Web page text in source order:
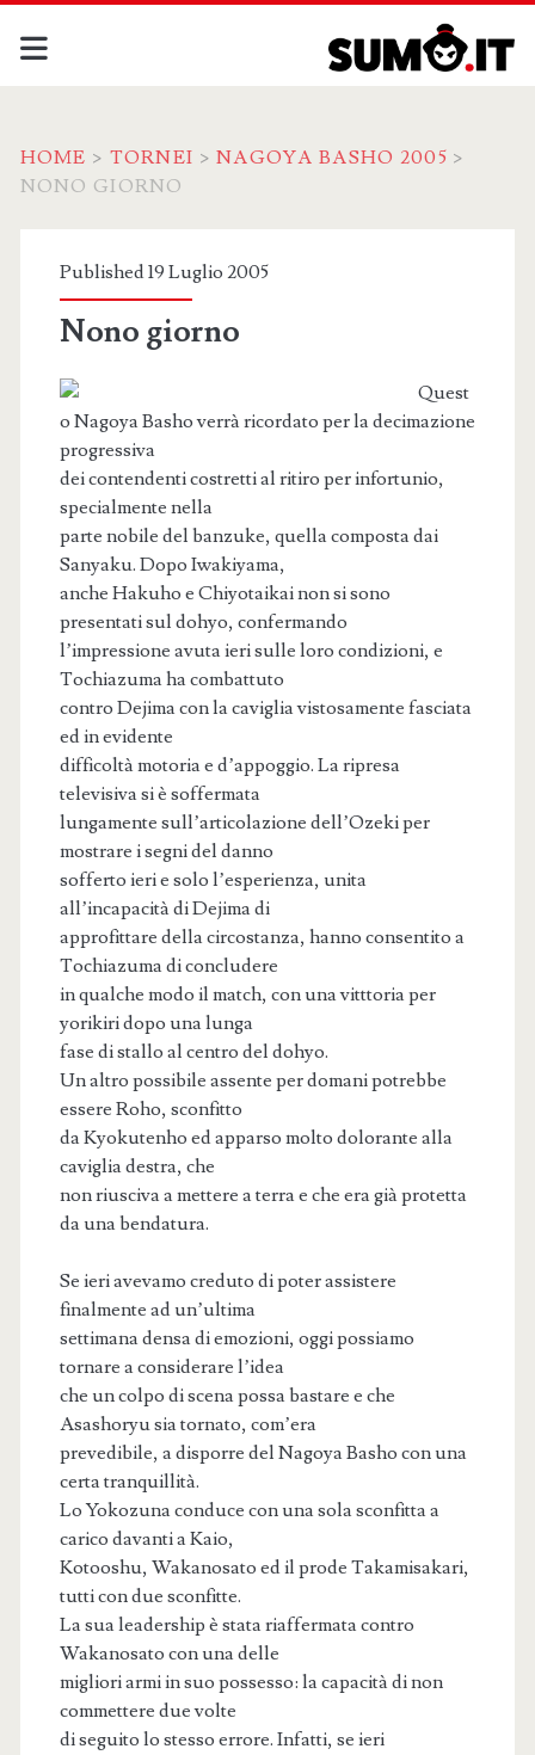
HOME > TORNEI >NAGOYA BASHO 2005 >
NONO GIORNO
Published 19 Luglio 2005
Nono giorno
Quest
o Nagoya Basho verrà ricordato per la decimazione
progressiva
dei contendenti costretti al ritiro per infortunio,
specialmente nella
parte nobile del banzuke, quella composta dai
Sanyaku. Dopo Iwakiyama,
anche Hakuho e Chiyotaikai non si sono
presentati sul dohyo, confermando
l’impressione avuta ieri sulle loro condizioni, e
Tochiazuma ha combattuto
contro Dejima con la caviglia vistosamente fasciata
ed in evidente
difficoltà motoria e d’appoggio. La ripresa
televisiva si è soffermata
lungamente sull’articolazione dell’Ozeki per
mostrare i segni del danno
sofferto ieri e solo l’esperienza, unita
all’incapacità di Dejima di
approfittare della circostanza, hanno consentito a
Tochiazuma di concludere
in qualche modo il match, con una vitttoria per
yorikiri dopo una lunga
fase di stallo al centro del dohyo.
Un altro possibile assente per domani potrebbe
essere Roho, sconfitto
da Kyokutenho ed apparso molto dolorante alla
caviglia destra, che
non riusciva a mettere a terra e che era già protetta
da una bendatura.
Se ieri avevamo creduto di poter assistere
finalmente ad un’ultima
settimana densa di emozioni, oggi possiamo
tornare a considerare l’idea
che un colpo di scena possa bastare e che
Asashoryu sia tornato, com’era
prevedibile, a disporre del Nagoya Basho con una
certa tranquillità.
Lo Yokozuna conduce con una sola sconfitta a
carico davanti a Kaio,
Kotooshu, Wakanosato ed il prode Takamisakari,
tutti con due sconfitte.
La sua leadership è stata riaffermata contro
Wakanosato con una delle
migliori armi in suo possesso: la capacità di non
commettere due volte
di seguito lo stesso errore. Infatti, se ieri